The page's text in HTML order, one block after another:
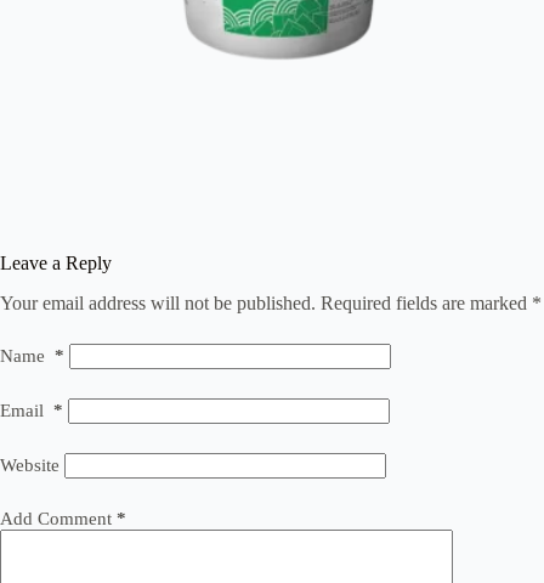
Leave a Reply
Your email address will not be published. Required fields are marked *
Name *
Email *
Website
Add Comment *